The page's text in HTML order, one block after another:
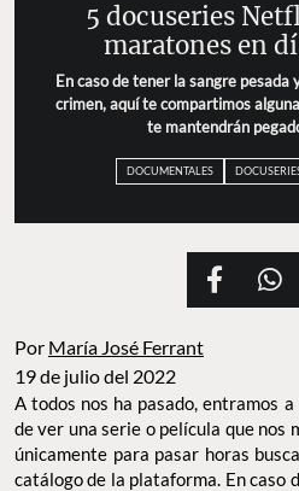
5 docuseries
maratones en
En caso de tener la sangre
crimen, aquí te compartimos
te mantendrán
DOCUMENTALES
Por María José Ferrant
19 de julio del 2022
A todos nos ha pasado, entramos
de ver una serie o película que nos
únicamente para pasar horas
catálogo de la plataforma. En caso